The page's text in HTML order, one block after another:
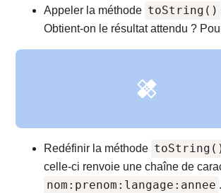
Appeler la méthode toString()
Obtient‐on le résultat attendu ?
Redéfinir la méthode
celle‐ci renvoie une chaîne de
nom:prenom:langage:annee